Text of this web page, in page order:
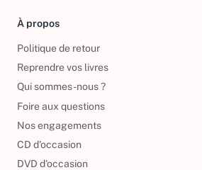
À propos
Politique de retour
Reprendre vos livres
Qui sommes-nous ?
Foire aux questions
Nos engagements
CD d'occasion
DVD d'occasion